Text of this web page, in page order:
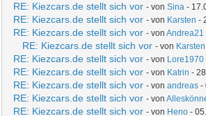
RE: Kiezcars.de stellt sich vor - vonSina -
RE: Kiezcars.de stellt sich vor - von Karsten -
RE: Kiezcars.de stellt sich vor - vonAndrea21
RE: Kiezcars.de stellt sich vor - von Karsten
RE: Kiezcars.de stellt sich vor - von Lore1970
RE: Kiezcars.de stellt sich vor - von Katrin -
RE: Kiezcars.de stellt sich vor - vonandreas -
RE: Kiezcars.de stellt sich vor - von
RE: Kiezcars.de stellt sich vor - von Heno -